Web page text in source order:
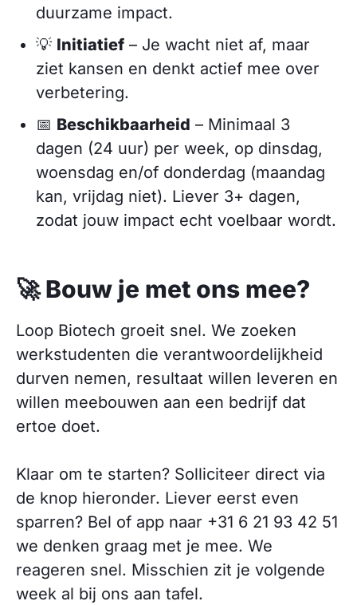
duurzame impact.
💡 Initiatief – Je wacht niet af, maar
ziet kansen en denkt actief mee over
verbetering.
📅 Beschikbaarheid – Minimaal 3
dagen (24 uur) per week, op dinsdag,
woensdag en/of donderdag (maandag
kan, vrijdag niet). Liever 3+ dagen,
zodat jouw impact echt voelbaar wordt.
🚀 Bouw je met ons mee?
Loop Biotech groeit snel. We zoeken
werkstudenten die verantwoordelijkheid
durven nemen, resultaat willen leveren en
willen meebouwen aan een bedrijf dat
ertoe doet.
Klaar om te starten? Solliciteer direct via
de knop hieronder. Liever eerst even
sparren? Bel of app naar +31 6 21 93 42 51
we denken graag met je mee. We
reageren snel. Misschien zit je volgende
week al bij ons aan tafel.